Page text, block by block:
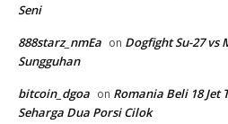
Seni
888starz_nmEa on Dogfight Su-27 vs
Sungguhan
bitcoin_dgoa on Romania Beli 18 Jet
Seharga Dua Porsi Cilok